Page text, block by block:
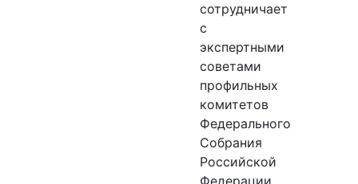
сотрудничает
с
экспертными
советами
профильных
комитетов
Федерального
Собрания
Российской
Федерации,